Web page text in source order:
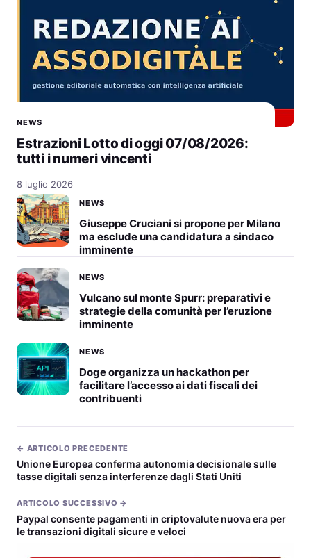
NEWS
Estrazioni Lotto di oggi 07/08/2026:
tutti i numeri vincenti
8 luglio 2026
NEWS
Giuseppe Cruciani si propone per Milano
ma esclude una candidatura a sindaco
imminente
NEWS
Vulcano sul monte Spurr: preparativi e
strategie della comunità per l’eruzione
imminente
NEWS
Doge organizza un hackathon per
facilitare l’accesso ai dati fiscali dei
contribuenti
← ARTICOLO PRECEDENTE
Unione Europea conferma autonomia decisionale sulle
tasse digitali senza interferenze dagli Stati Uniti
ARTICOLO SUCCESSIVO →
Paypal consente pagamenti in criptovalute nuova era per
le transazioni digitali sicure e veloci